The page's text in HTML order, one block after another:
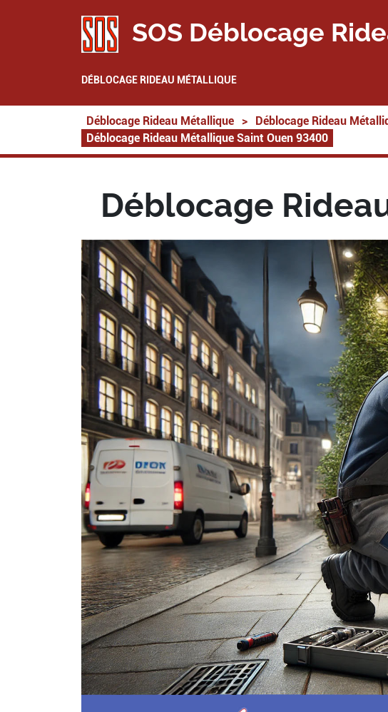
SOS Déblocage
DÉBLOCAGE RIDEAU MÉTALLIQUE
Déblocage Rideau Métallique > Déblocage Rideau
Déblocage Rideau Métallique Saint Ouen 93400
Déblocage